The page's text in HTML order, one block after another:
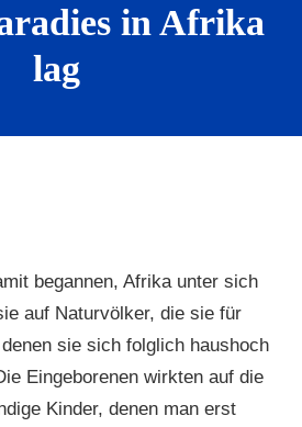
in Afrika
lag
begannen, Afrika unter sich
auf Naturvölker, die sie für
sie sich folglich haushoch
Eingeborenen wirkten auf die
Kinder, denen man erst